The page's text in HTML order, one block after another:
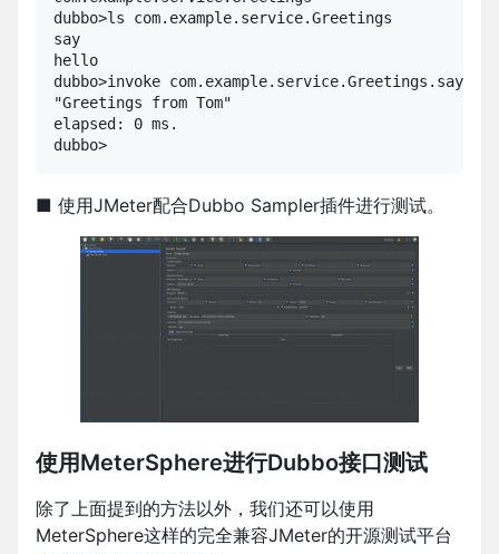
dubbo>ls com.example.service.Greetings
say
hello
dubbo>invoke
"Greetings from Tom"
elapsed: 0 ms.
dubbo>
■ 使用JMeter配合Dubbo Sampler插件进行测试。
使用MeterSphere进行Dubbo接口测试
除了上面提到的方法以外，我们还可以使用
MeterSphere这样的完全兼容JMeter的开源测试平台